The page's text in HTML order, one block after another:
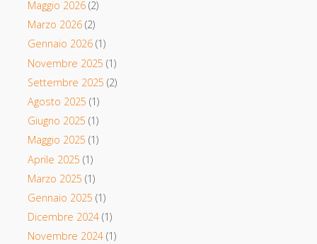
Maggio 2026(2)
Marzo 2026(2)
Gennaio 2026(1)
Novembre 2025 (1)
Settembre 2025 (2)
Agosto 2025 (1)
Giugno 2025 (1)
Maggio 2025 (1)
Aprile 2025 (1)
Marzo 2025 (1)
Gennaio 2025 (1)
Dicembre 2024(1)
Novembre 2024(1)